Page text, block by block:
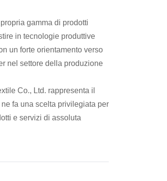
gamma di prodotti
in tecnologie produttive
un forte orientamento verso
nel settore della produzione
Co., Ltd. rappresenta il
fa una scelta privilegiata per
e servizi di assoluta